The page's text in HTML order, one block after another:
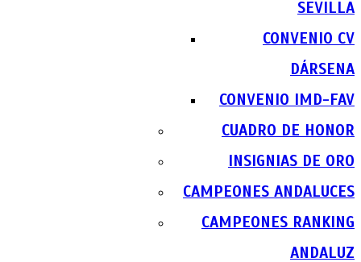
SEVILLA
CONVENIO CV
DÁRSENA
CONVENIO IMD-FAV
CUADRO DE HONOR
INSIGNIAS DE ORO
CAMPEONES ANDALUCES
CAMPEONES RANKING
ANDALUZ